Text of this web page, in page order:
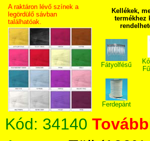
A raktáron lévő színek a
legördülő sávban
találhatóak.
Kellékek,
termékhez
Fátyolfésű
Ferdepánt
Kód: 34140